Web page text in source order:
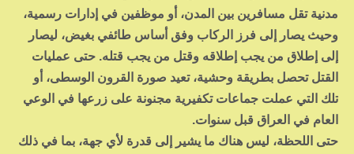
مدنية تقل مسافرين بين المدن، أو موظفين في إدارات رسمية،
وحيث يصار إلى فرز الركاب وفق أساس طائفي بغيض، ليصار
إلى إطلاق من يجب إطلاقه وقتل من يجب قتله. حتى عمليات
القتل تحصل بطريقة وحشية، تعيد صورة القرون الوسطى، أو
تلك التي عملت جماعات تكفيرية مجنونة على زرعها في الوعي
العام في العراق قبل سنوات.
حتى اللحظة، ليس هناك ما يشير إلى قدرة لأي جهة، بما في ذلك